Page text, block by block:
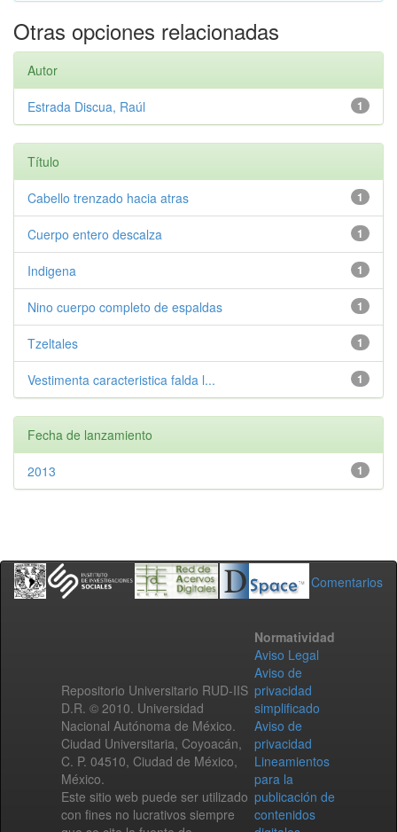
Otras opciones relacionadas
Autor
1
Estrada Discua, Raúl
Título
1
Cabello trenzado hacia atras
1
Cuerpo entero descalza
1
Indigena
1
Nino cuerpo completo de espaldas
1
Tzeltales
1
Vestimenta caracteristica falda l...
Fecha de lanzamiento
1
2013
Comentarios
Repositorio Universitario RUD-IIS
D.R. © 2010. Universidad
Nacional Autónoma de México.
Ciudad Universitaria, Coyoacán,
C. P. 04510, Ciudad de México,
México.
Este sitio web puede ser utilizado
con fines no lucrativos siempre
Normatividad
Aviso Legal
Aviso de
privacidad
simplificado
Aviso de
privacidad
Lineamientos
para la
publicación de
contenidos